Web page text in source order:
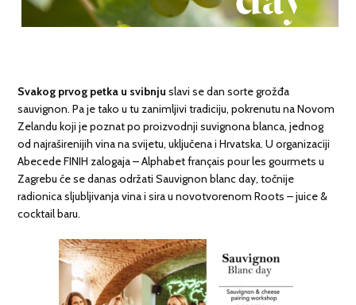
Svakog prvog petka u svibnju slavi se dan sorte grožđa
sauvignon. Pa je tako u tu zanimljivi tradiciju, pokrenutu na Novom
Zelandu koji je poznat po proizvodnji suvignona blanca, jednog
od najraširenijih vina na svijetu, uključena i Hrvatska. U organizaciji
Abecede FINIH zalogaja – Alphabet français pour les gourmets u
Zagrebu će se danas održati Sauvignon blanc day, točnije
radionica sljubljivanja vina i sira u novotvorenom Roots – juice &
cocktail baru.